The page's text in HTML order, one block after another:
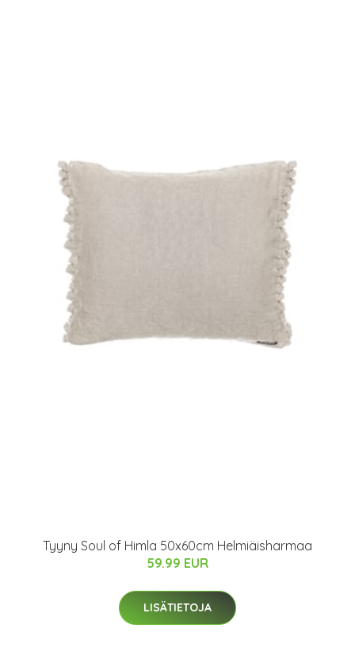
Tyyny Soul of Himla 50x60cm Helmiäisharmaa
59.99 EUR
LISÄTIETOJA